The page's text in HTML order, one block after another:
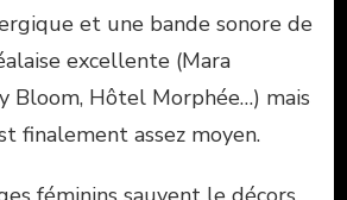
et une bande sonore de
excellente (Mara
Bloom, Hôtel Morphée…) mais
finalement assez moyen.